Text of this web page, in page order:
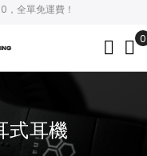
，全單免運費！
0
式耳機